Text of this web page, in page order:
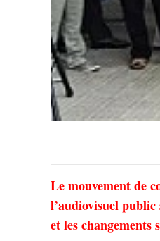
Le mouvement de
l’audiovisuel public
et les changements